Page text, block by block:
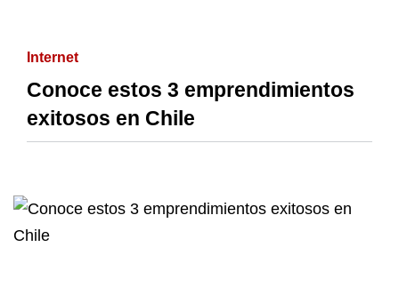
Internet
Conoce estos 3 emprendimientos
exitosos en Chile